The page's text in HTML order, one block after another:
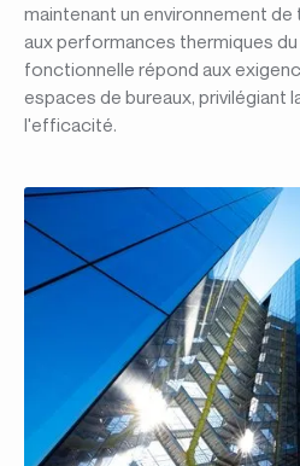
maintenant un environnement
aux performances thermiques
fonctionnelle répond aux
espaces de bureaux, privilégiant
l'efficacité.